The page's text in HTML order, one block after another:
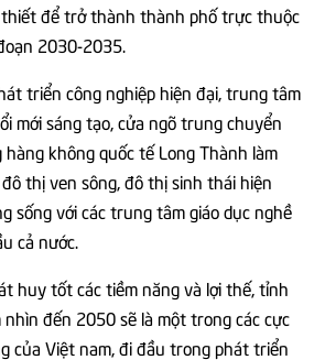
để trở thành thành phố trực thuộc
2030-2035.
triển công nghiệp hiện đại, trung tâm
mới sáng tạo, cửa ngõ trung chuyển
hàng không quốc tế Long Thành làm
thị ven sông, đô thị sinh thái hiện
sống với các trung tâm giáo dục nghề
cả nước.
huy tốt các tiềm năng và lợi thế, tỉnh
đến 2050 sẽ là một trong các cực
của Việt nam, đi đầu trong phát triển